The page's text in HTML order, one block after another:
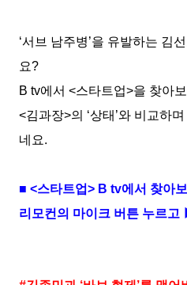
‘서브 남주병’을 유발하는 김
요?
B tv에서 <스타트업>을 찾아
<김과장>의 ‘상태 ’와 비교하
네요.
■ <스타트업> B tv에서 찾아보
리모컨의 마이크 버튼 누르고